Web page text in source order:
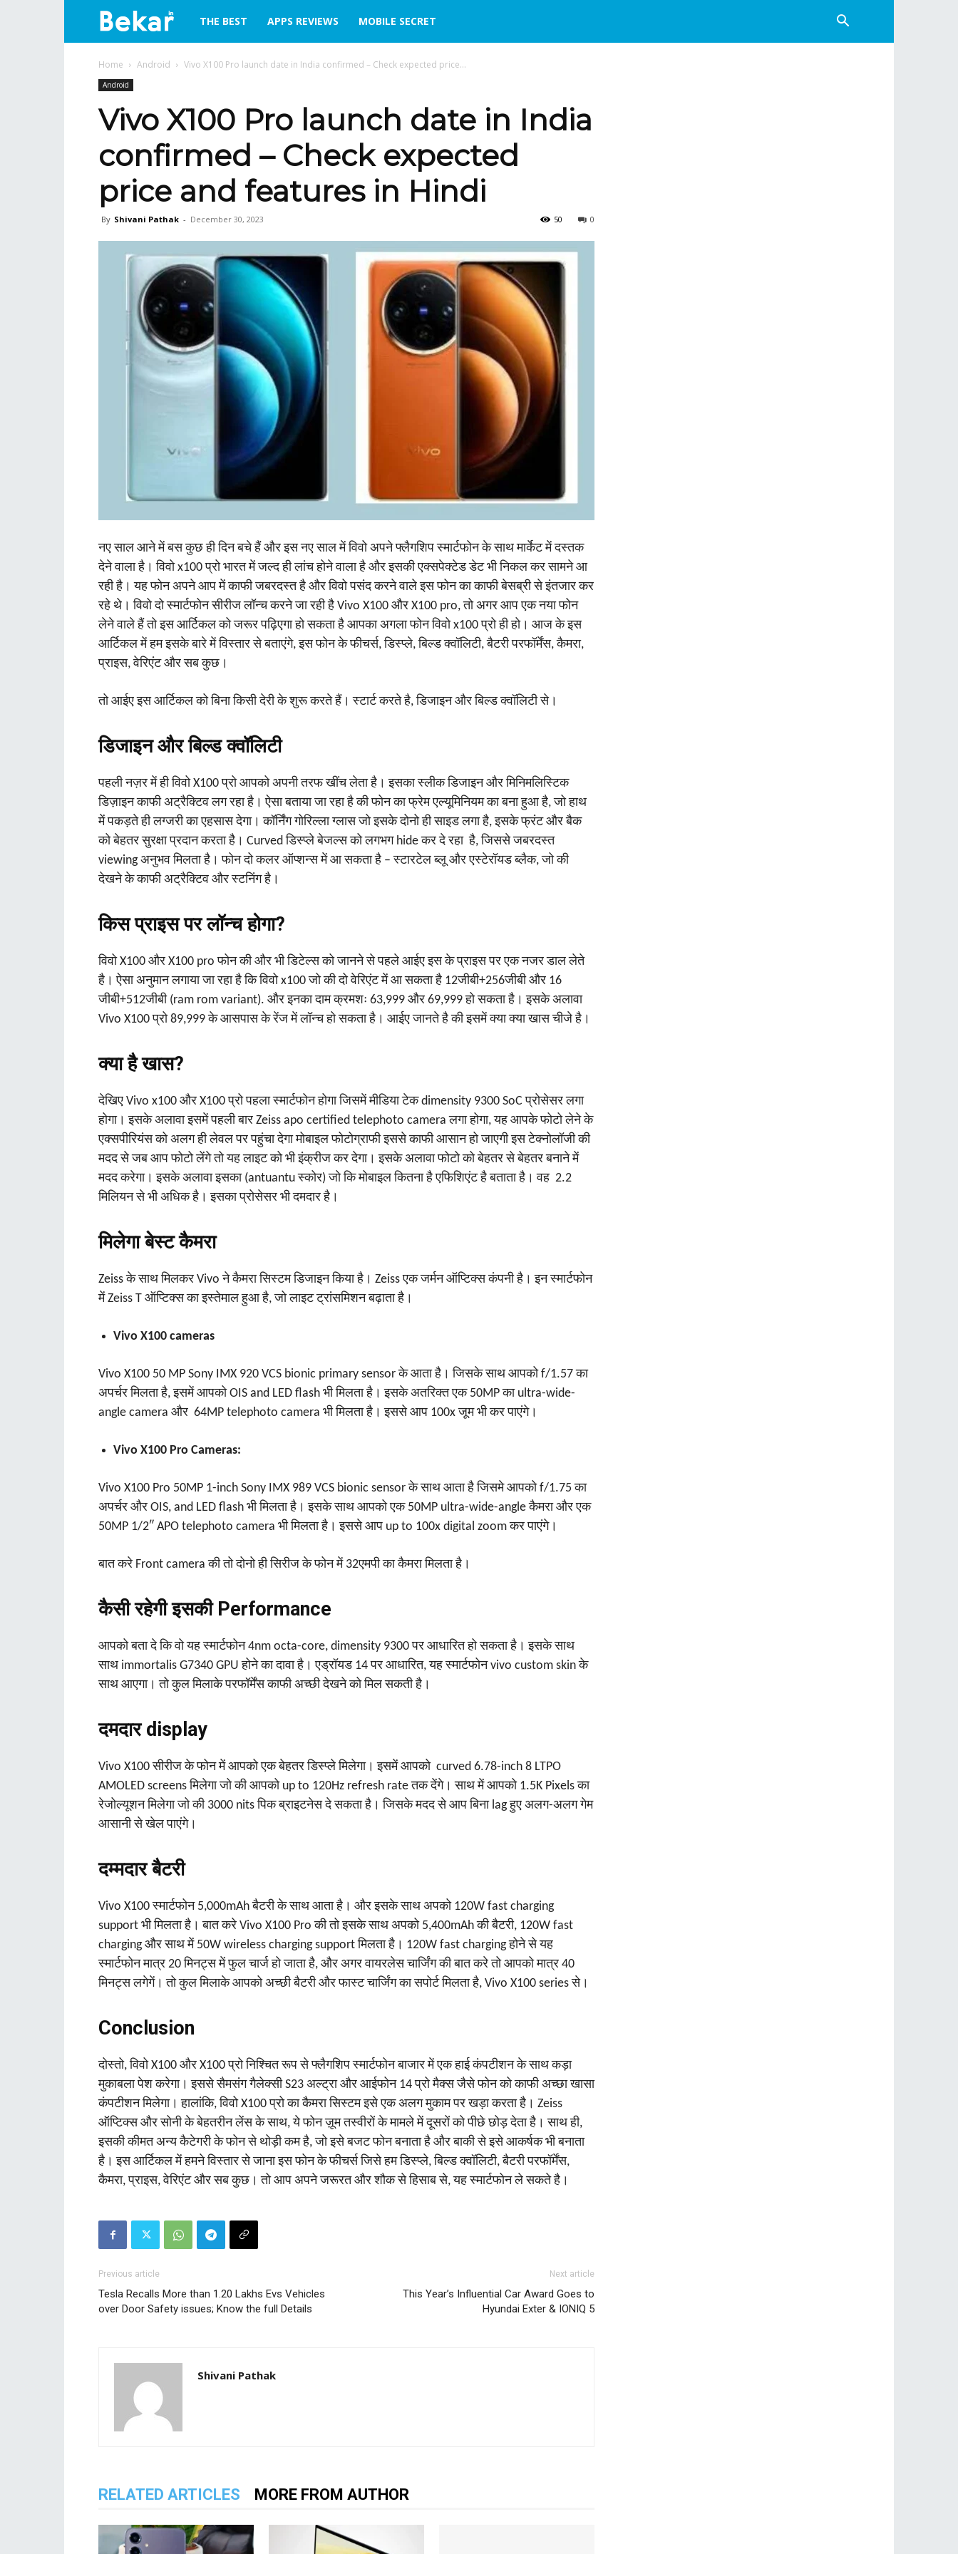
bekar.in
THE BEST APPS REVIEWS MOBILE SECRET
Home Android Vivo X100 Pro launch date in India confirmed – Check expected price...
Android
Vivo X100 Pro launch date in India
confirmed – Check expected
price and features in Hindi
By Shivani Pathak - December 30, 2023 0
50
नए साल आने में बस कुछ ही दिन बचे हैं और इस नए साल में विवो अपने फ्लैगशिप स्मार्टफोन के साथ मार्केट में दस्तक
देने वाला है। विवो x100 प्रो भारत में जल्द ही लांच होने वाला है और इसकी एक्सपेक्टेड डेट भी निकल कर सामने आ
रही है। यह फोन अपने आप में काफी जबरदस्त है और विवो पसंद करने वाले इस फोन का काफी बेसब्री से इंतजार कर
रहे थे। विवो दो स्मार्टफोन सीरीज लॉन्च करने जा रही है Vivo X100 और X100 pro, तो अगर आप एक नया फोन
लेने वाले हैं तो इस आर्टिकल को जरूर पढ़िएगा हो सकता है आपका अगला फोन विवो x100 प्रो ही हो। आज के इस
आर्टिकल में हम इसके बारे में विस्तार से बताएंगे, इस फोन के फीचर्स, डिस्प्ले, बिल्ड क्वॉलिटी, बैटरी परफॉर्मेंस, कैमरा,
प्राइस, वेरिएंट और सब कुछ।
तो आईए इस आर्टिकल को बिना किसी देरी के शुरू करते हैं। स्टार्ट करते है, डिजाइन और बिल्ड क्वॉलिटी से।
डिजाइन और बिल्ड क्वॉलिटी
पहली नज़र में ही विवो X100 प्रो आपको अपनी तरफ खींच लेता है। इसका स्लीक डिजाइन और मिनिमलिस्टिक
डिज़ाइन काफी अट्रैक्टिव लग रहा है। ऐसा बताया जा रहा है की फोन का फ्रेम एल्यूमिनियम का बना हुआ है, जो हाथ
में पकड़ते ही लग्जरी का एहसास देगा। कॉर्निंग गोरिल्ला ग्लास जो इसके दोनो ही साइड लगा है, इसके फ्रंट और बैक
को बेहतर सुरक्षा प्रदान करता है। Curved डिस्प्ले बेजल्स को लगभग hide कर दे रहा है, जिससे जबरदस्त
viewing अनुभव मिलता है। फोन दो कलर ऑप्शन्स में आ सकता है – स्टारटेल ब्लू और एस्टेरॉयड ब्लैक, जो की
देखने के काफी अट्रैक्टिव और स्टनिंग है।
किस प्राइस पर लॉन्च होगा?
विवो X100 और X100 pro फोन की और भी डिटेल्स को जानने से पहले आईए इस के प्राइस पर एक नजर डाल लेते
है। ऐसा अनुमान लगाया जा रहा है कि विवो x100 जो की दो वेरिएंट में आ सकता है 12जीबी+256जीबी और 16
जीबी+512जीबी (ram rom variant). और इनका दाम क्रमशः 63,999 और 69,999 हो सकता है। इसके अलावा
Vivo X100 प्रो 89,999 के आसपास के रेंज में लॉन्च हो सकता है। आईए जानते है की इसमें क्या क्या खास चीजे है।
क्या है खास?
देखिए Vivo x100 और X100 प्रो पहला स्मार्टफोन होगा जिसमें मीडिया टेक dimensity 9300 SoC प्रोसेसर लगा
होगा। इसके अलावा इसमें पहली बार Zeiss apo certified telephoto camera लगा होगा, यह आपके फोटो लेने के
एक्सपीरियंस को अलग ही लेवल पर पहुंचा देगा मोबाइल फोटोग्राफी इससे काफी आसान हो जाएगी इस टेक्नोलॉजी की
मदद से जब आप फोटो लेंगे तो यह लाइट को भी इंक्रीज कर देगा। इसके अलावा फोटो को बेहतर से बेहतर बनाने में
मदद करेगा। इसके अलावा इसका (antuantu स्कोर) जो कि मोबाइल कितना है एफिशिएंट है बताता है। वह 2.2
मिलियन से भी अधिक है। इसका प्रोसेसर भी दमदार है।
मिलेगा बेस्ट कैमरा
Zeiss के साथ मिलकर Vivo ने कैमरा सिस्टम डिजाइन किया है। Zeiss एक जर्मन ऑप्टिक्स कंपनी है। इन स्मार्टफोन
में Zeiss T ऑप्टिक्स का इस्तेमाल हुआ है, जो लाइट ट्रांसमिशन बढ़ाता है।
Vivo X100 cameras
Vivo X100 50 MP Sony IMX 920 VCS bionic primary sensor के आता है। जिसके साथ आपको f/1.57 का
अपर्चर मिलता है, इसमें आपको OIS and LED flash भी मिलता है। इसके अतरिक्त एक 50MP का ultra-wide-
angle camera और 64MP telephoto camera भी मिलता है। इससे आप 100x जूम भी कर पाएंगे।
Vivo X100 Pro Cameras:
Vivo X100 Pro 50MP 1-inch Sony IMX 989 VCS bionic sensor के साथ आता है जिसमे आपको f/1.75 का
अपर्चर और OIS, and LED flash भी मिलता है। इसके साथ आपको एक 50MP ultra-wide-angle कैमरा और एक
50MP 1/2″ APO telephoto camera भी मिलता है। इससे आप up to 100x digital zoom कर पाएंगे।
बात करे Front camera की तो दोनो ही सिरीज के फोन में 32एमपी का कैमरा मिलता है।
कैसी रहेगी इसकी Performance
आपको बता दे कि वो यह स्मार्टफोन 4nm octa-core, dimensity 9300 पर आधारित हो सकता है। इसके साथ
साथ immortalis G7340 GPU होने का दावा है। एड्रॉयड 14 पर आधारित, यह स्मार्टफोन vivo custom skin के
साथ आएगा। तो कुल मिलाके परफॉर्मेंस काफी अच्छी देखने को मिल सकती है।
दमदार display
Vivo X100 सीरीज के फोन में आपको एक बेहतर डिस्प्ले मिलेगा। इसमें आपको curved 6.78-inch 8 LTPO
AMOLED screens मिलेगा जो की आपको up to 120Hz refresh rate तक देंगे। साथ में आपको 1.5K Pixels का
रेजोल्यूशन मिलेगा जो की 3000 nits पिक ब्राइटनेस दे सकता है। जिसके मदद से आप बिना lag हुए अलग-अलग गेम
आसानी से खेल पाएंगे।
दम्मदार बैटरी
Vivo X100 स्मार्टफोन 5,000mAh बैटरी के साथ आता है। और इसके साथ अपको 120W fast charging
support भी मिलता है। बात करे Vivo X100 Pro की तो इसके साथ अपको 5,400mAh की बैटरी, 120W fast
charging और साथ में 50W wireless charging support मिलता है। 120W fast charging होने से यह
स्मार्टफोन मात्र 20 मिनट्स में फुल चार्ज हो जाता है, और अगर वायरलेस चार्जिंग की बात करे तो आपको मात्र 40
मिनट्स लगेगें। तो कुल मिलाके आपको अच्छी बैटरी और फास्ट चार्जिंग का सपोर्ट मिलता है, Vivo X100 series से।
Conclusion
दोस्तो, विवो X100 और X100 प्रो निश्चित रूप से फ्लैगशिप स्मार्टफोन बाजार में एक हाई कंपटीशन के साथ कड़ा
मुकाबला पेश करेगा। इससे सैमसंग गैलेक्सी S23 अल्ट्रा और आईफोन 14 प्रो मैक्स जैसे फोन को काफी अच्छा खासा
कंपटीशन मिलेगा। हालांकि, विवो X100 प्रो का कैमरा सिस्टम इसे एक अलग मुकाम पर खड़ा करता है। Zeiss
ऑप्टिक्स और सोनी के बेहतरीन लेंस के साथ, ये फोन ज़ूम तस्वीरों के मामले में दूसरों को पीछे छोड़ देता है। साथ ही,
इसकी कीमत अन्य कैटेगरी के फोन से थोड़ी कम है, जो इसे बजट फोन बनाता है और बाकी से इसे आकर्षक भी बनाता
है। इस आर्टिकल में हमने विस्तार से जाना इस फोन के फीचर्स जिसे हम डिस्प्ले, बिल्ड क्वॉलिटी, बैटरी परफॉर्मेंस,
कैमरा, प्राइस, वेरिएंट और सब कुछ। तो आप अपने जरूरत और शौक से हिसाब से, यह स्मार्टफोन ले सकते है।
Previous article
Tesla Recalls More than 1.20 Lakhs Evs Vehicles
over Door Safety issues; Know the full Details
Next article
This Year’s Influential Car Award Goes to
Hyundai Exter & IONIQ 5
Shivani Pathak
RELATED ARTICLES MORE FROM AUTHOR